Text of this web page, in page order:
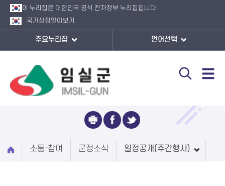
이 누리집은 대한민국 공식 전자정부 누리집입니다.
국가상징 알아보기
주요누리집 언어선택
일정공개(주간행사)
소통·참여 군정소식 일정공개(주간행사)